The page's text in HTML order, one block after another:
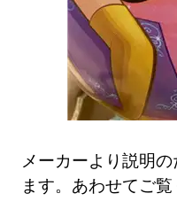
メーカーより説明
ます。あわせてご覧